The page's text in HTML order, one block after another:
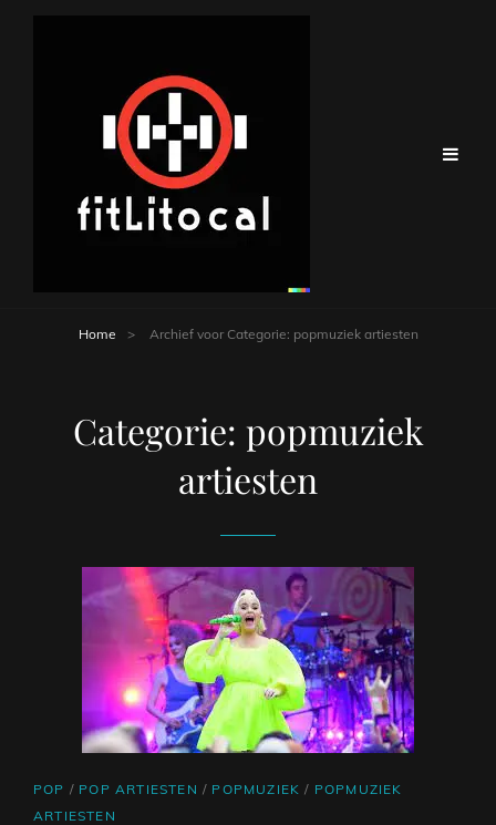
Home > Archief voor Categorie: popmuziek artiesten
Categorie: popmuziek
artiesten
CAT
LINKS
POP / POP ARTIESTEN / POPMUZIEK / POPMUZIEK
ARTIESTEN